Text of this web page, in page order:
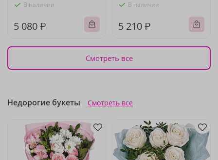
В наличии
5 080 ₽
В наличии
5 210 ₽
Смотреть все
Недорогие букеты Смотреть все